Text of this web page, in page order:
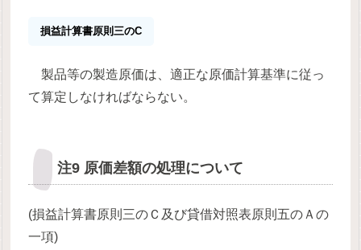
損益計算書原則三のC
製品等の製造原価は、適正な原価計算基準に従っ
て算定しなければならない。
注9 原価差額の処理について
(損益計算書原則三のＣ及び貸借対照表原則五のＡの
一項)